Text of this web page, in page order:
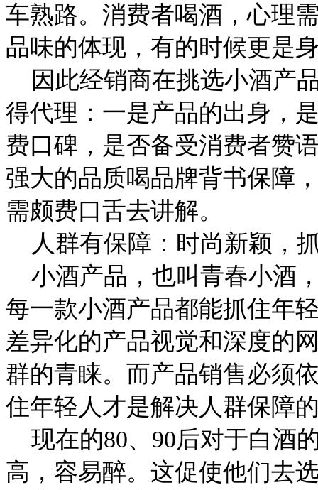
车熟路。消费者喝酒，心理
品味的体现，有的时候更是
因此经销商在挑选小酒产
得代理：一是产品的出身，
费口碑，是否备受消费者赞
强大的品质喝品牌背书保障
需颇费口舌去讲解。
人群有保障：时尚新颖，
小酒产品，也叫青春小酒
每一款小酒产品都能抓住年
差异化的产品视觉和深度的
群的青睐。而产品销售必须
住年轻人才是解决人群保障
现在的80、90后对于白酒
高，容易醉。这促使他们去